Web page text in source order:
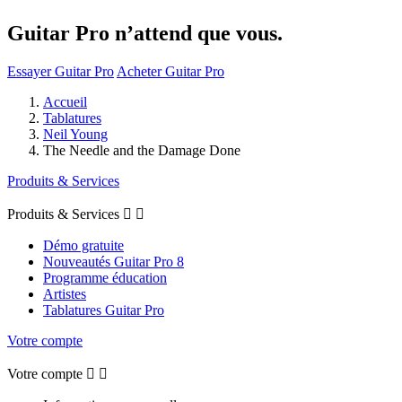
Guitar Pro n’attend que vous.
Essayer Guitar Pro Acheter Guitar Pro
Accueil
Tablatures
Neil Young
The Needle and the Damage Done
Produits & Services
Produits & Services  
Démo gratuite
Nouveautés Guitar Pro 8
Programme éducation
Artistes
Tablatures Guitar Pro
Votre compte
Votre compte  